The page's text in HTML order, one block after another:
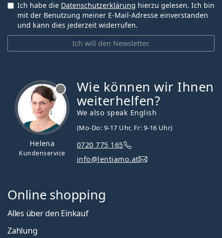
Ich will den Newsletter.
Ich habe die Datenschutzerklärung hierzu gelesen. Ich bin
mit der Benutzung meiner E-Mail-Adresse einverstanden
und kann dies jederzeit widerrufen.
Helena
Kundenservice
Wie können wir Ihnen
weiterhelfen?
We also speak English
(Mo-Do: 9-17 Uhr, Fr: 9-16 Uhr)
0720 775 165
info@lentiamo.at
Online shopping
Alles über den Einkauf
Zahlung